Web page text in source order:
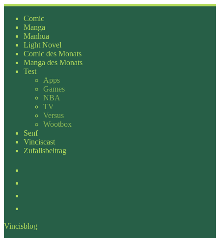
Zum
Inhalt
springen
Comic
Manga
Manhua
Light Novel
Comic des Monats
Manga des Monats
Test
Apps
Games
NBA
TV
Versus
Wootbox
Senf
Vinciscast
Zufallsbeitrag
Vincisblog